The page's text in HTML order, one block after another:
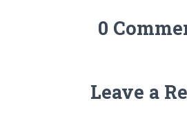
0
Leave a